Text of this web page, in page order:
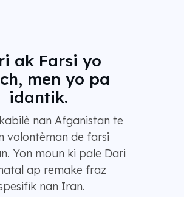
ak Farsi yo
men yo pa
idantik.
nan Afganistan te
volontèman de farsi
Yon moun ki pale Dari
ap remake fraz
nan Iran.